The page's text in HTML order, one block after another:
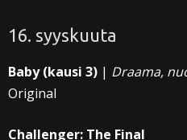
16. syyskuuta
Baby (kausi 3) | Draama,
Original
Challenger: The Final